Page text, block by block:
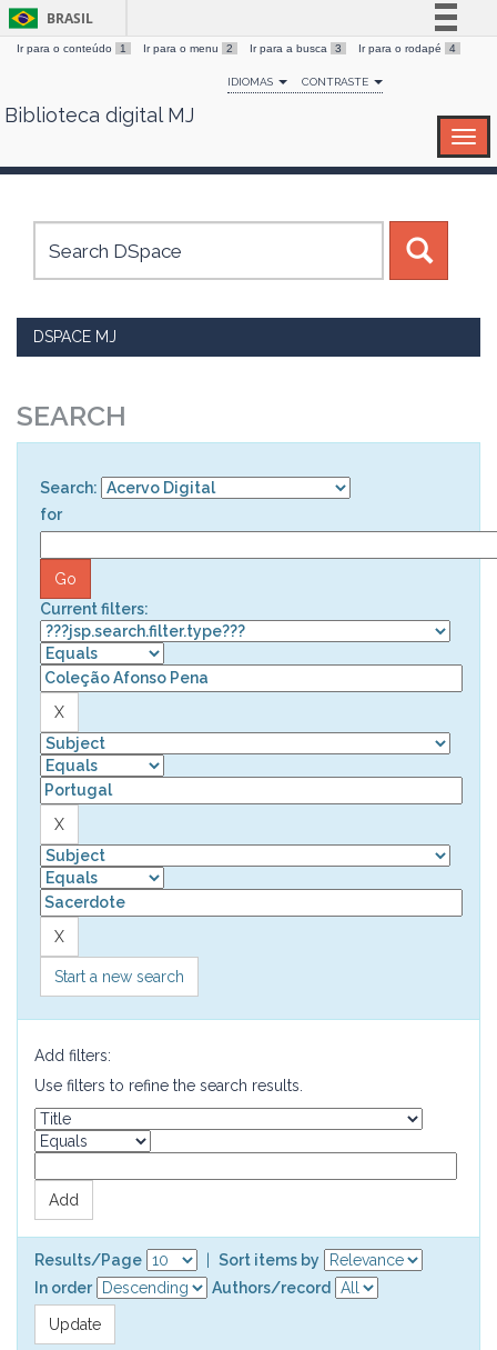
Skip
BRASIL
Simplifique!
Comunica BR
Canais
Ir para o conteúdo 1 Ir para o menu 2 Ir para a busca 3 Ir para o rodapé 4
IDIOMAS CONTRASTE
Biblioteca digital MJ
DSPACE MJ
SEARCH
Search:
for
Current filters:
Start a new search
Add filters:
Use filters to refine the search results.
Results/Page
Sort items by
In order
Authors/record